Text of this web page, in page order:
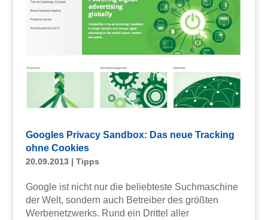
Googles Privacy Sandbox: Das neue Tracking
ohne Cookies
20.09.2013| Tipps
Google ist nicht nur die beliebteste Suchmaschine
der Welt, sondern auch Betreiber des größten
Werbenetzwerks. Rund ein Drittel aller